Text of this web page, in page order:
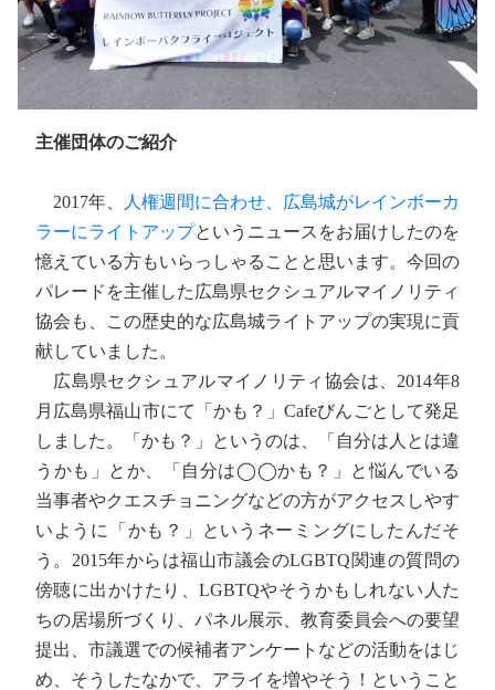
主催団体のご紹介
2017年、
人権週間に合わせ、広島城がレインボーカ
ラーにライトアップというニュースをお届けしたのを
憶えている方もいらっしゃることと思います。今回の
パレードを主催した広島県セクシュアルマイノリティ
協会も、この歴史的な広島城ライトアップの実現に貢
献していました。
広島県セクシュアルマイノリティ協会は、2014年8
月広島県福山市にて「かも？」Cafeびんごとして発足
しました。「かも？」というのは、「自分は人とは違
うかも」とか、「自分は◯◯かも？」と悩んでいる
当事者やクエスチョニングなどの方がアクセスしやす
いように「かも？」というネーミングにしたんだそ
う。2015年からは福山市議会のLGBTQ関連の質問の
傍聴に出かけたり、LGBTQやそうかもしれない人た
ちの居場所づくり、パネル展示、教育委員会への要望
提出、市議選での候補者アンケートなどの活動をはじ
め、そうしたなかで、アライを増やそう！ということ